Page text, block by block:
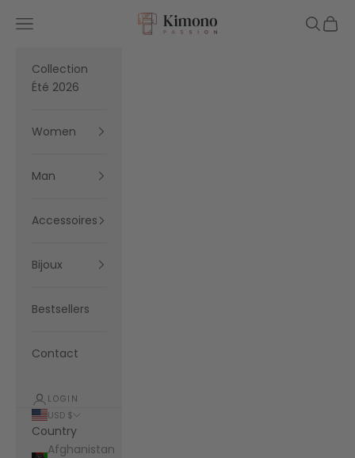
Kimono Passion
Navigation menu Search
Cart
Collection
Été 2026
Women
Man
Accessoires
Bijoux
Bestsellers
Contact
LOGIN
USD $
Country
Afghanistan